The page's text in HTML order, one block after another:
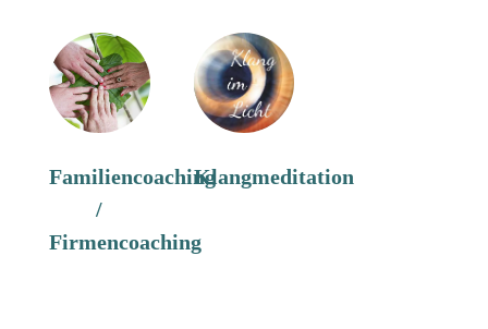
Familiencoaching
/
Firmencoaching
Klangmeditation